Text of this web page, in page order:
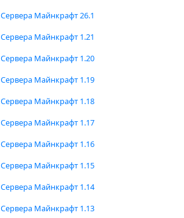
Сервера Майнкрафт 26.1
Сервера Майнкрафт 1.21
Сервера Майнкрафт 1.20
Сервера Майнкрафт 1.19
Сервера Майнкрафт 1.18
Сервера Майнкрафт 1.17
Сервера Майнкрафт 1.16
Сервера Майнкрафт 1.15
Сервера Майнкрафт 1.14
Сервера Майнкрафт 1.13